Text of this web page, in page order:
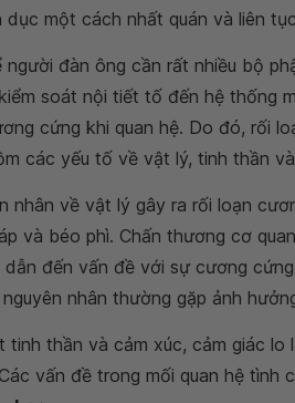
dục một cách nhất quán và liên
người đàn ông cần rất nhiều bộ
soát nội tiết tố đến hệ thống
cứng khi quan hệ. Do đó, rối
các yếu tố về vật lý, tinh thần
nhân về vật lý gây ra rối loạn
và béo phì. Chấn thương cơ
đến vấn đề với sự cương
nhân thường gặp ảnh
tinh thần và cảm xúc, cảm giác
vấn đề trong mối quan hệ tình